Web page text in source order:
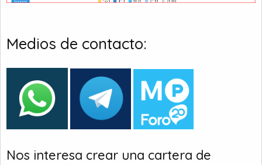
Medios de contacto:
Nos interesa crear una cartera de